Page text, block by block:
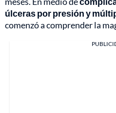
úlceras por presión y
comenzó a comprender la